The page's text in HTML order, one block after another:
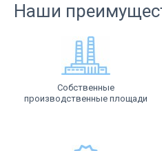
Наши
Собственные
производственные площади